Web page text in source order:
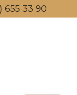
655 33 90